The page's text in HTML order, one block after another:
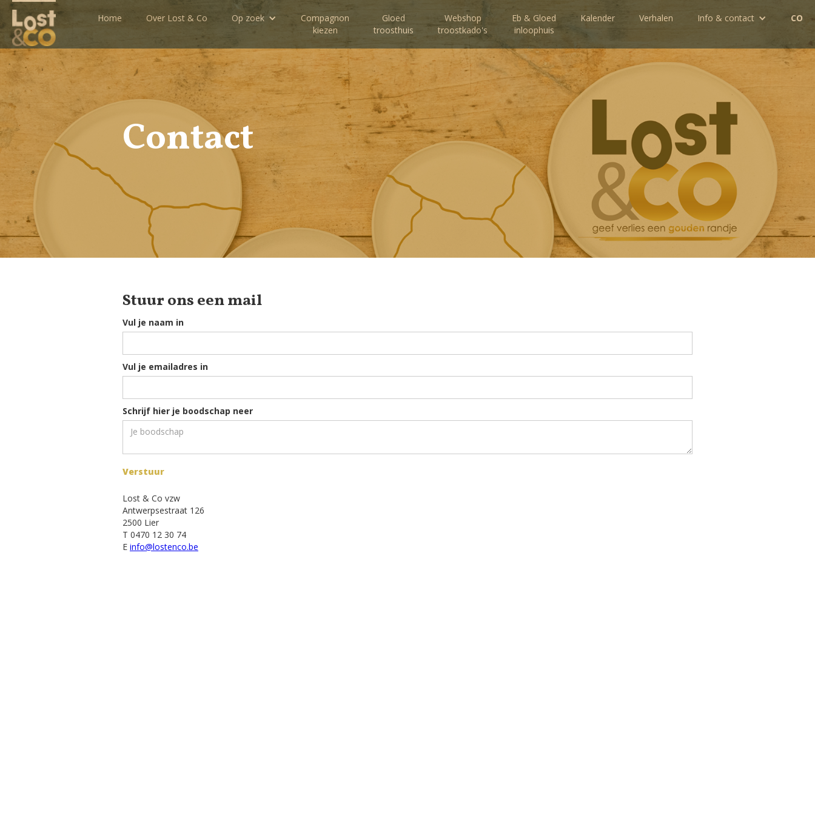
Home Over Lost & Co Op zoek
Compagnon
kiezen
Gloed
troosthuis
Webshop
troostkado's
Eb & Gloed
inloophuis
Kalender Verhalen Info & contact CO
Contact
Stuur ons een mail
Vul je naam in
Vul je emailadres in
Schrijf hier je boodschap neer
Lost & Co vzw
Antwerpsestraat 126
2500 Lier
T 0470 12 30 74
E info@lostenco.be